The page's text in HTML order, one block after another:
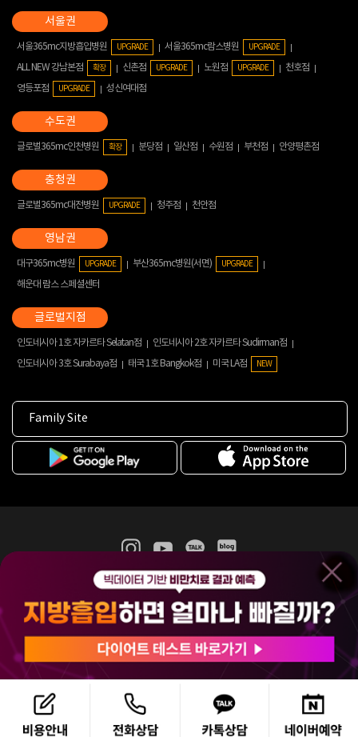
서울365mc지방흡입병원 UPGRADE 서울365mc람스병원 UPGRADE
ALL NEW 강남본점 확장 신촌점 UPGRADE 노원점 UPGRADE
천호점
영등포점
UPGRADE 성신여대점
글로벌365mc인천병원 확장 분당점 일산점 수원점 부천점 안양평촌점
글로벌365mc대전병원 UPGRADE 청주점 천안점
대구365mc병원 UPGRADE 부산365mc병원(서면) UPGRADE
해운대 람스 스페셜센터
인도네시아 1호 자카르타 Selatan점
인도네시아 2호 자카르타 Sudirman점
인도네시아 3호 Surabaya점
태국 1호 Bangkok점 미국 LA점 NEW
Family Site
365mc 병·의원 이용약관
홈페이지 이용약관
비급여진료수가
(주)365mcㅣ서울특별시 서초구 서초대로52길 7, 3~4층(서초동, 제일빌딩)
120-87-04354ㅣ김남철
COPYRIGHT(C) 2025 365mc. ALL RIGHTS RESERVED.